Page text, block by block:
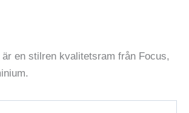
en stilren kvalitetsram från Focus,